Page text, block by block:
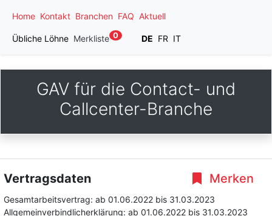
Home Kontakt Branchen FAQ Aktuell
Übliche Löhne Merkliste 0 DE FR IT
GAV für die Contact- und
Callcenter-Branche
Merken
Vertragsdaten
Gesamtarbeitsvertrag: ab 01.06.2022 bis 31.03.2023
Allgemeinverbindlicherklärung: ab 01.06.2022 bis 31.03.2023